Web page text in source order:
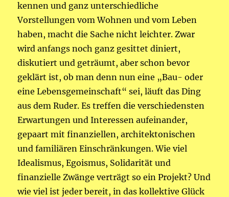
kennen und ganz unterschiedliche
Vorstellungen vom Wohnen und vom Leben
haben, macht die Sache nicht leichter. Zwar
wird anfangs noch ganz gesittet diniert,
diskutiert und geträumt, aber schon bevor
geklärt ist, ob man denn nun eine „Bau- oder
eine Lebensgemeinschaft“ sei, läuft das Ding
aus dem Ruder. Es treffen die verschiedensten
Erwartungen und Interessen aufeinander,
gepaart mit finanziellen, architektonischen
und familiären Einschränkungen. Wie viel
Idealismus, Egoismus, Solidarität und
finanzielle Zwänge verträgt so ein Projekt? Und
wie viel ist jeder bereit, in das kollektive Glück